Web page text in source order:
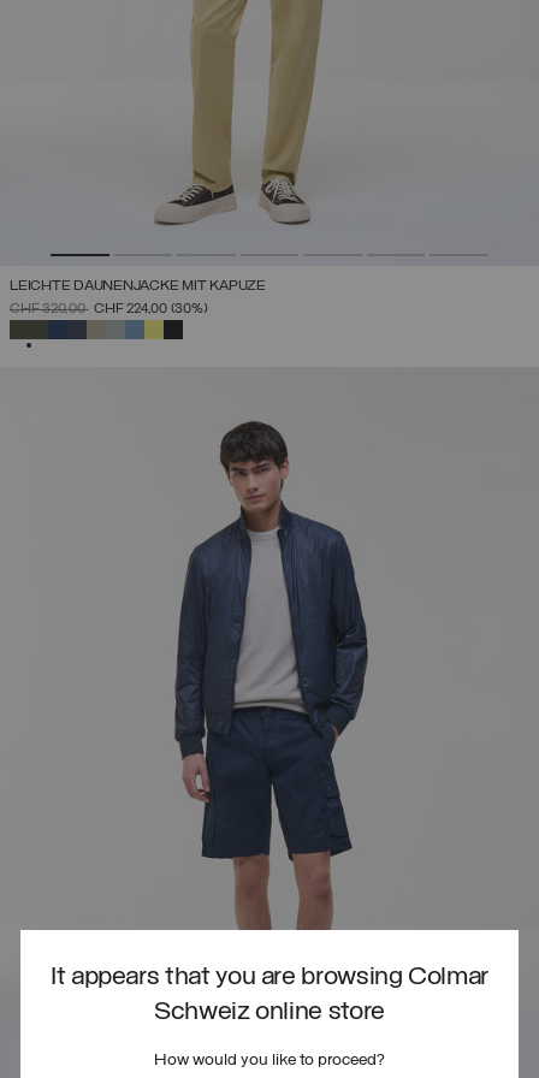
It appears that you are browsing Colmar
Schweiz online store
How would you like to proceed?
LEICHTE DAUNENJACKE MIT KAPUZE
PREIS REDUZIERT VON
CHF 320,00AUF
CHF 224,00 (30%)